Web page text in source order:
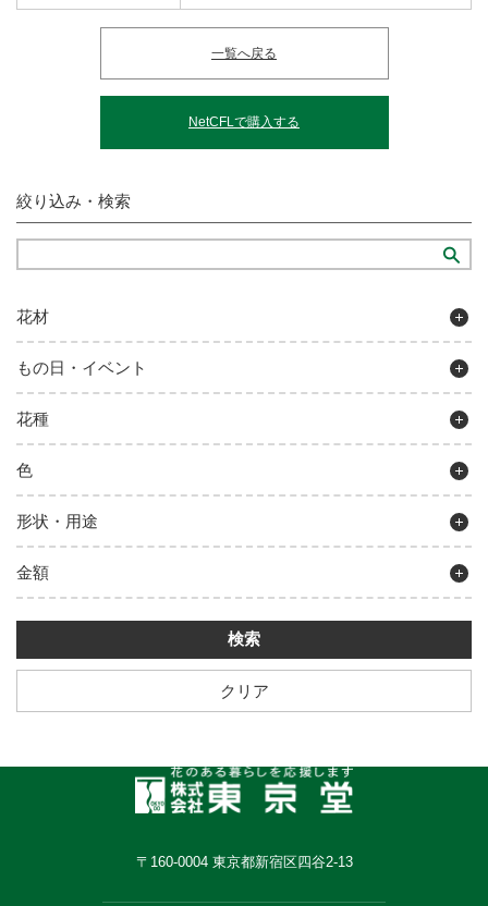
一覧へ戻る
NetCFLで購入する
絞り込み・検索
花材
もの日・イベント
花種
色
形状・用途
金額
クリア
〒160-0004 東京都新宿区四谷2-13